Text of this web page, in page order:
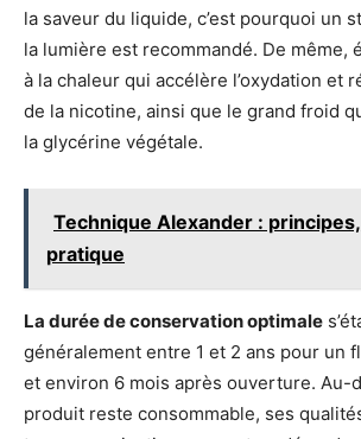
la saveur du liquide, c’est pourquoi un
la lumière est recommandé. De même,
à la chaleur qui accélère l’oxydation et
de la nicotine, ainsi que le grand froid
la glycérine végétale.
Technique Alexander :
pratique
La durée de conservation optimale
généralement entre 1 et 2 ans pour un
et environ 6 mois après ouverture. Au-
produit reste consommable, ses